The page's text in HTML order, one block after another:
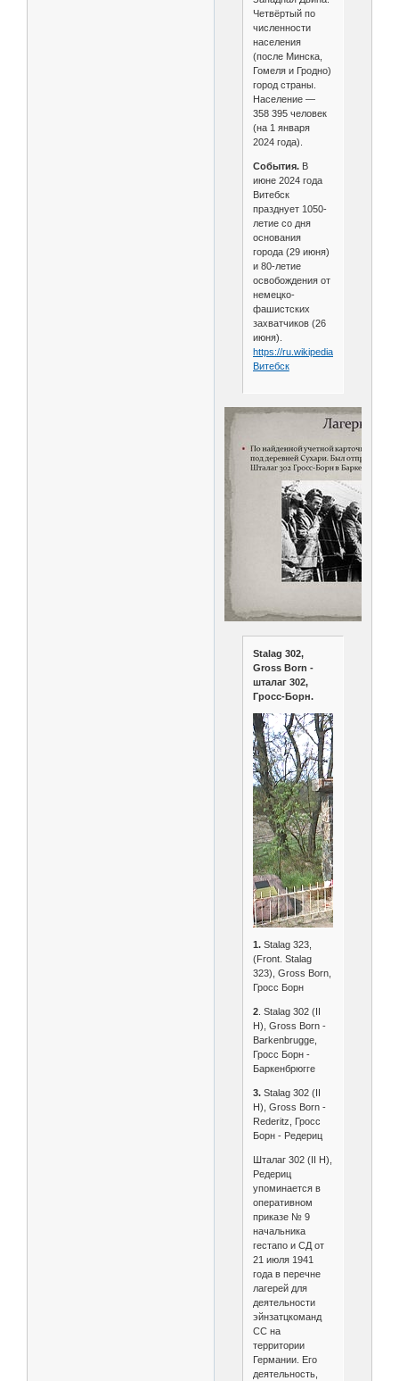
Четвёртый по
численности
населения
(после Минска,
Гомеля и Гродно)
город страны.
Население —
358 395 человек
(на 1 января
2024 года).
События.В
июне 2024 года
Витебск
празднует 1050-
летие со дня
основания
города (29 июня)
и 80-летие
освобождения от
немецко-
фашистских
захватчиков (26
июня).
https://ru.wikipedia.org/wiki/
Витебск
Stalag 302,
Gross Born -
шталаг 302,
Гросс-Борн.
1.Stalag 323,
(Front. Stalag
323), Gross Born,
Гросс Борн
2. Stalag 302 (II
H), Gross Born -
Barkenbrugge,
Гросс Борн -
Баркенбрюгге
3.Stalag 302 (II
H), Gross Born -
Rederitz, Гросс
Борн - Редериц
Шталаг 302 (II H),
Редериц
упоминается в
оперативном
приказе № 9
начальника
гестапо и СД от
21 июля 1941
года в перечне
лагерей для
деятельности
эйнзатцкоманд
СС на
территории
Германии. Его
деятельность,